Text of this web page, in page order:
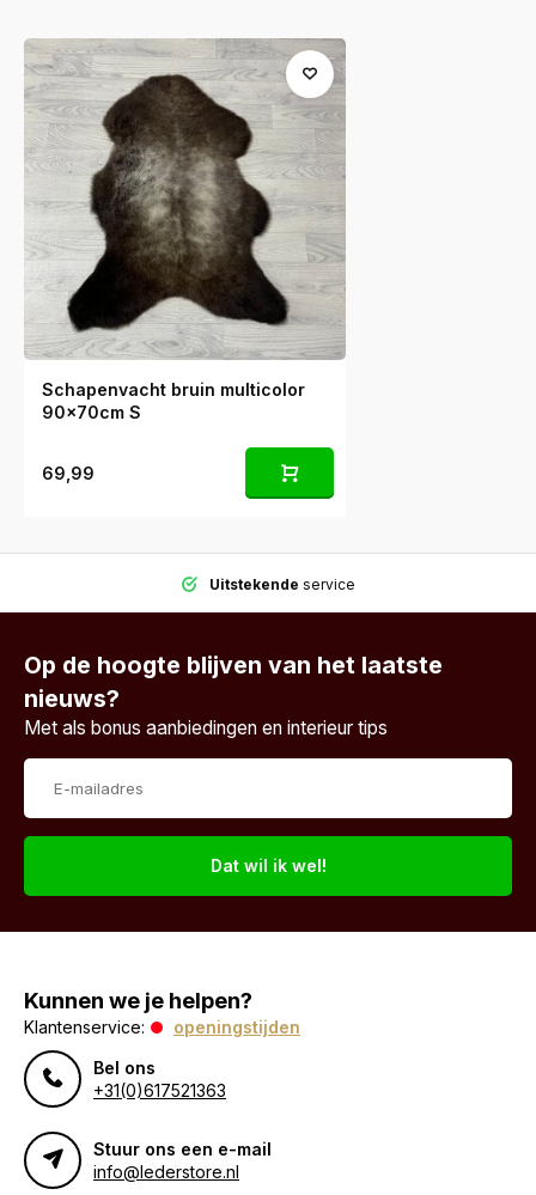
Schapenvacht bruin multicolor
90x70cm S
69,99
Uitstekende service
Op de hoogte blijven van het laatste
nieuws?
Met als bonus aanbiedingen en interieur tips
Dat wil ik wel!
Kunnen we je helpen?
Klantenservice:
openingstijden
Bel ons
+31(0)617521363
Stuur ons een e-mail
info@lederstore.nl